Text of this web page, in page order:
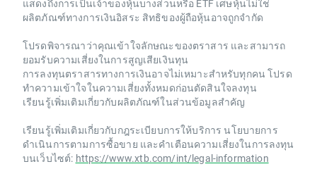
แสดงถึงการเป็นเจ้าของหุ้นบางส่วนหรือ ETF เศษหุ้นไม่ใช่
ผลิตภัณฑ์ทางการเงินอิสระ สิทธิของผู้ถือหุ้นอาจถูกจำกัด
โปรดพิจารณาว่าคุณเข้าใจลักษณะของตราสาร และสามารถ
ยอมรับความเสี่ยงในการสูญเสียเงินทุน
การลงทุนตราสารทางการเงินอาจไม่เหมาะสำหรับทุกคน โปรด
ทำความเข้าใจในความเสี่ยงทั้งหมดก่อนตัดสินใจลงทุน
เรียนรู้เพิ่มเติมเกี่ยวกับผลิตภัณฑ์ในส่วนข้อมูลสำคัญ
เรียนรู้เพิ่มเติมเกี่ยวกับกฎระเบียบการให้บริการ นโยบายการ
ดำเนินการตามการซื้อขาย และคำเตือนความเสี่ยงในการลงทุน
บนเว็บไซต์: https://www.xtb.com/int/legal-information